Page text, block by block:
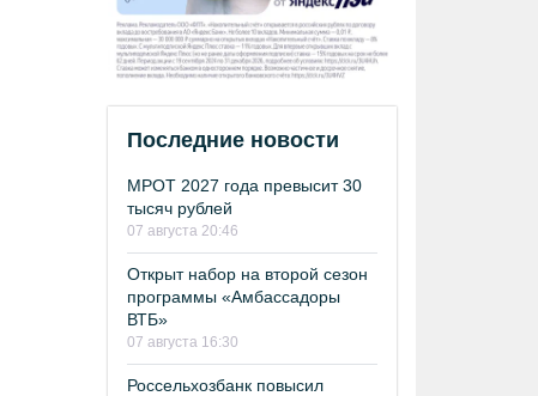
Последние новости
МРОТ 2027 года превысит 30
тысяч рублей
07 августа 20:46
Открыт набор на второй сезон
программы «Амбассадоры
ВТБ»
07 августа 16:30
Россельхозбанк повысил